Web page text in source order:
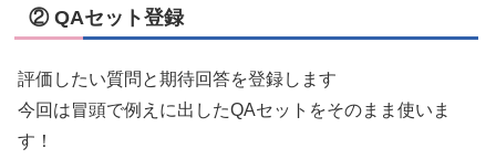
② QAセット登録
評価したい質問と期待回答を登録します
今回は冒頭で例えに出したQAセットをそのまま使いま
す！